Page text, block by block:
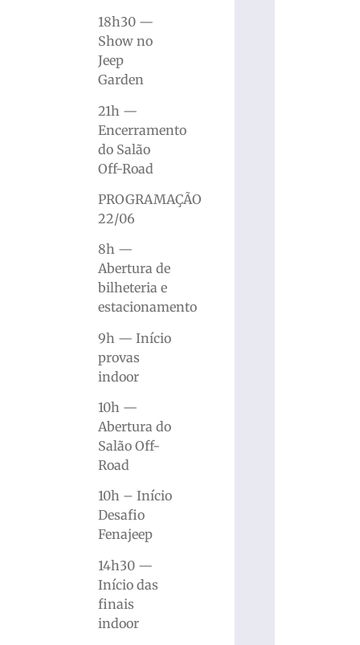
18h30 —
Show no
Jeep
Garden
21h —
Encerramento
do Salão
Off-Road
PROGRAMAÇÃO
22/06
8h —
Abertura de
bilheteria e
estacionamento
9h — Início
provas
indoor
10h —
Abertura do
Salão Off-
Road
10h – Início
Desafio
Fenajeep
14h30 —
Início das
finais
indoor